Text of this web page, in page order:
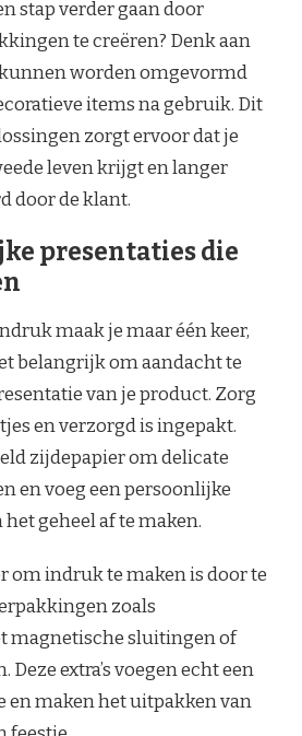
stap verder gaan door
te creëren? Denk aan
worden omgevormd
items na gebruik. Dit
zorgt ervoor dat je
leven krijgt en langer
door de klant.
presentaties die
maak je maar één keer,
belangrijk om aandacht te
van je product. Zorg
en verzorgd is ingepakt.
zijdepapier om delicate
en voeg een persoonlijke
geheel af te maken.
om indruk te maken is door te
zoals
magnetische sluitingen of
extra’s voegen echt een
en maken het uitpakken van